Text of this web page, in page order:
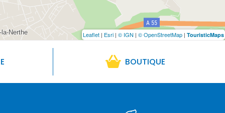
Leaflet | Esri | © IGN | © OpenStreetMap | TouristicMaps
BOUTIQUE